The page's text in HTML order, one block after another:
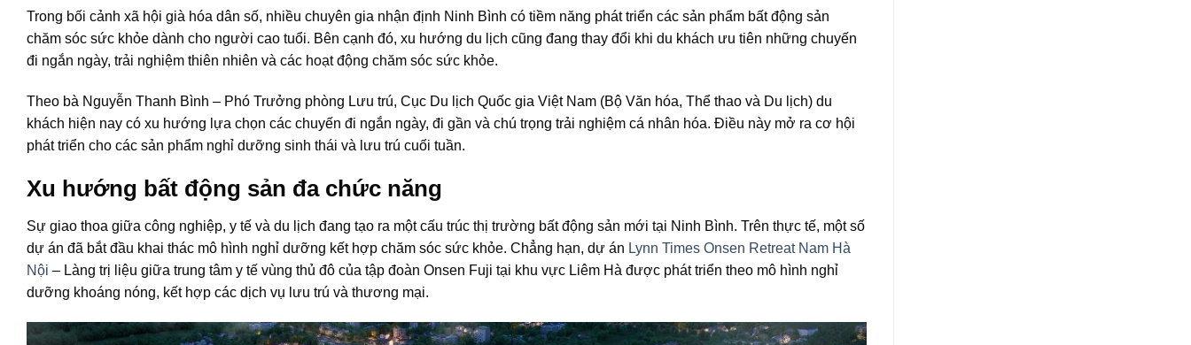
Trong bối cảnh xã hội già hóa dân số, nhiều chuyên gia nhận định Ninh Bình có tiềm năng phát triển các sản phẩm bất động sản
chăm sóc sức khỏe dành cho người cao tuổi. Bên cạnh đó, xu hướng du lịch cũng đang thay đổi khi du khách ưu tiên những chuyến
đi ngắn ngày, trải nghiệm thiên nhiên và các hoạt động chăm sóc sức khỏe.
Theo bà Nguyễn Thanh Bình – Phó Trưởng phòng Lưu trú, Cục Du lịch Quốc gia Việt Nam (Bộ Văn hóa, Thể thao và Du lịch) du
khách hiện nay có xu hướng lựa chọn các chuyến đi ngắn ngày, đi gần và chú trọng trải nghiệm cá nhân hóa. Điều này mở ra cơ hội
phát triển cho các sản phẩm nghỉ dưỡng sinh thái và lưu trú cuối tuần.
Xu hướng bất động sản đa chức năng
Sự giao thoa giữa công nghiệp, y tế và du lịch đang tạo ra một cấu trúc thị trường bất động sản mới tại Ninh Bình. Trên thực tế, một số
dự án đã bắt đầu khai thác mô hình nghỉ dưỡng kết hợp chăm sóc sức khỏe. Chẳng hạn, dự án Lynn Times Onsen Retreat Nam Hà
Nội – Làng trị liệu giữa trung tâm y tế vùng thủ đô của tập đoàn Onsen Fuji tại khu vực Liêm Hà được phát triển theo mô hình nghỉ
dưỡng khoáng nóng, kết hợp các dịch vụ lưu trú và thương mại.